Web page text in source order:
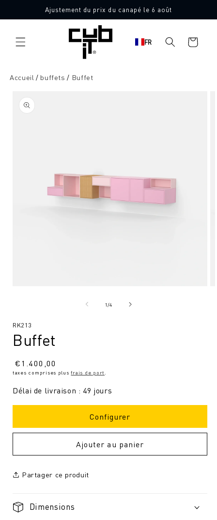
directement
au contenu
Ajustement du prix du canapé le 6 août
FR
Panier
d'achat
Accueil buffets Buffet
l'information
sur le
produit
modal
1/de4
SKU
RK213
Buffet
Prix
normal
€1.400,00
taxes comprises plusfrais de port
Délai de livraison : 49 jours
Configurer
Ajouter au panier
Partager ce produit
Dimensions